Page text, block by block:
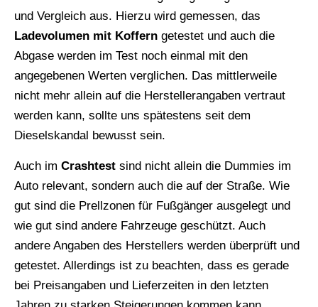
und Vergleich aus. Hierzu wird gemessen, das
Ladevolumen mit Koffern getestet und auch die
Abgase werden im Test noch einmal mit den
angegebenen Werten verglichen. Das mittlerweile
nicht mehr allein auf die Herstellerangaben vertraut
werden kann, sollte uns spätestens seit dem
Dieselskandal bewusst sein.
Auch im Crashtest sind nicht allein die Dummies im
Auto relevant, sondern auch die auf der Straße. Wie
gut sind die Prellzonen für Fußgänger ausgelegt und
wie gut sind andere Fahrzeuge geschützt. Auch
andere Angaben des Herstellers werden überprüft und
getestet. Allerdings ist zu beachten, dass es gerade
bei Preisangaben und Lieferzeiten in den letzten